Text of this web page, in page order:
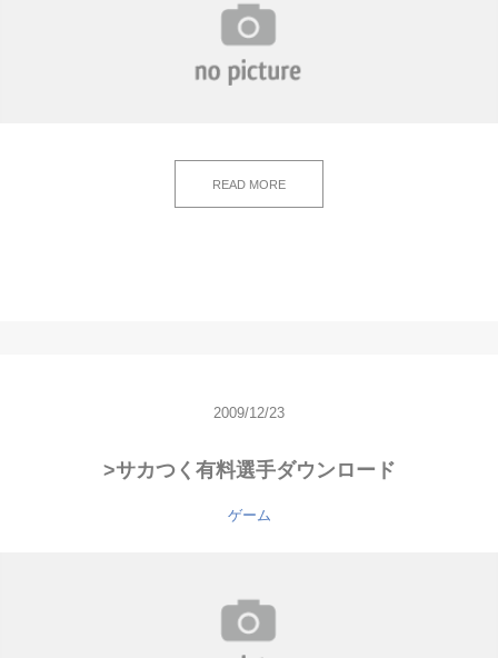
READ MORE
2009/12/23
>サカつく有料選手ダウンロード
ゲーム